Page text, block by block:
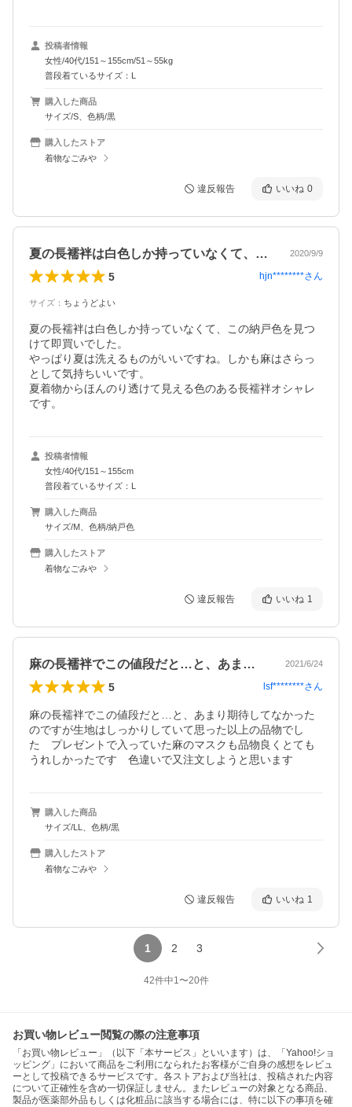
投稿者情報
女性/40代/151～155cm/51～55kg
普段着ているサイズ：L
購入した商品
サイズ/S、色柄/黒
購入したストア
着物なごみや
違反報告 いいね 0
夏の長襦袢は白色しか持っていなくて、こ… 2020/9/9
5 hjn********さん
サイズ ： ちょうどよい
夏の長襦袢は白色しか持っていなくて、この納戸色を見つ
けて即買いでした。
やっぱり夏は洗えるものがいいですね。しかも麻はさらっ
として気持ちいいです。
夏着物からほんのり透けて見える色のある長襦袢オシャレ
です。
投稿者情報
女性/40代/151～155cm
普段着ているサイズ：L
購入した商品
サイズ/M、色柄/納戸色
購入したストア
着物なごみや
違反報告 いいね 1
麻の長襦袢でこの値段だと…と、あまり期… 2021/6/24
5 lsf********さん
麻の長襦袢でこの値段だと…と、あまり期待してなかった
のですが生地はしっかりしていて思った以上の品物でし
た　プレゼントで入っていた麻のマスクも品物良くとても
うれしかったです　色違いで又注文しようと思います
購入した商品
サイズ/LL、色柄/黒
購入したストア
着物なごみや
違反報告 いいね 1
1 2 3
42件中1〜20件
お買い物レビュー閲覧の際の注意事項
「お買い物レビュー」（以下「本サービス」といいます）は、「Yahoo!ショ
ッピング」において商品をご利用になられたお客様がご自身の感想をレビュ
ーとして投稿できるサービスです。各ストアおよび当社は、投稿された内容
について正確性を含め一切保証しません。またレビューの対象となる商品、
製品が医薬部外品もしくは化粧品に該当する場合には、特に以下の事項を確